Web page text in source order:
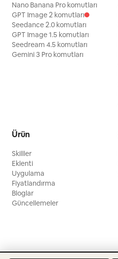
Nano Banana Pro komutları
GPT Image 2 komutları
Seedance 2.0 komutları
GPT Image 1.5 komutları
Seedream 4.5 komutları
Gemini 3 Pro komutları
Ürün
Skilller
Eklenti
Uygulama
Fiyatlandırma
Bloglar
Güncellemeler